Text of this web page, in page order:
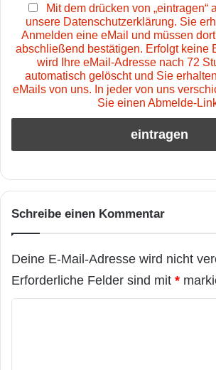
Mit dem drücken von „eintragen“
unsere Datenschutzerklärung. Sie
Anmelden eine eMail und müssen
abschließend bestätigen. Erfolgt keine
wird Ihre eMail-Adresse nach 72
automatisch gelöscht und Sie
eMails von uns. In jeder von uns
Sie einen Abmelde-
Schreibe einen Kommentar
Deine E-Mail-Adresse wird nicht
Erforderliche Felder sind mit *